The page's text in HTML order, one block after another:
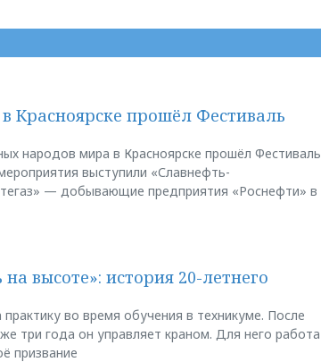
Красноярске прошёл Фестиваль
народов мира в Красноярске прошёл Фестиваль
выступили «Славнефть-
— добывающие предприятия «Роснефти» в
высоте»: история 20-летнего
во время обучения в техникуме. После
три года он управляет краном. Для него работа
призвание